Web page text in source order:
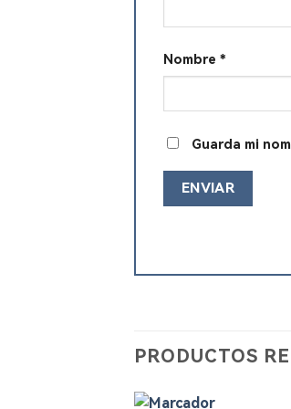
Nombre *
Guarda mi
PRODUCTOS